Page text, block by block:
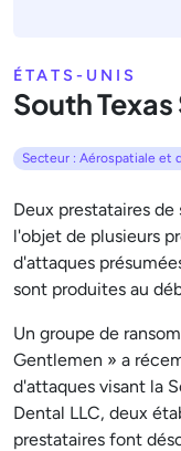
ÉTATS-UNIS
South
Secteur : Aérospatiale et
Deux prestataires
l'objet de plusieurs
d'attaques
sont produites au
Un groupe de
Gentlemen » a
d'attaques visant la
Dental LLC, deux
prestataires font